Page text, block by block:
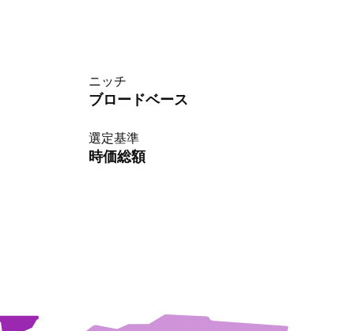
ニッチ
ブロードベース
選定基準
時価総額